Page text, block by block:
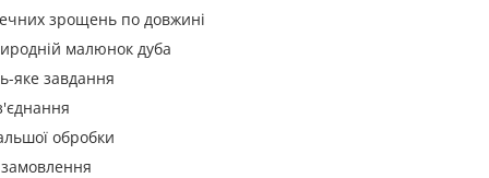
зрощень по довжині
малюнок дуба
яке завдання
обробки
замовлення